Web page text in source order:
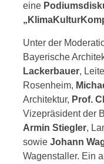
eine
Unter der
Bayerische
Lackerbauer,
Rosenheim,
Architektur, Prof.
Vizepräsident der
Armin Stiegler,
sowie Johann
Wagenstaller. Ein